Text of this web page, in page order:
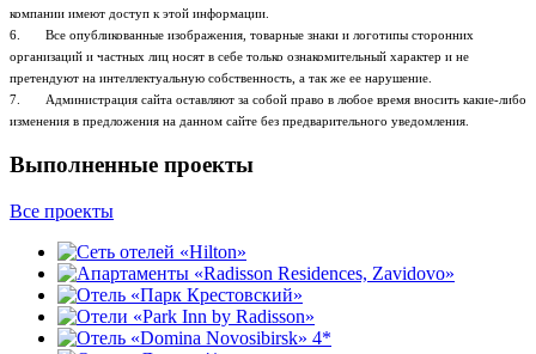
компании имеют доступ к этой информации.
6. Все опубликованные изображения, товарные знаки и логотипы сторонних
организаций и частных лиц носят в себе только ознакомительный характер и не
претендуют на интеллектуальную собственность, а так же ее нарушение.
7. Администрация сайта оставляют за собой право в любое время вносить какие-либо
изменения в предложения на данном сайте без предварительного уведомления.
Выполненные проекты
Все проекты